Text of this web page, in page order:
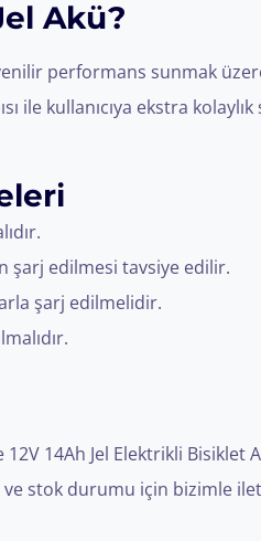
Akü?
performans sunmak
ile kullanıcıya ekstra
şarj edilmesi tavsiye edilir.
şarj edilmelidir.
14Ah Jel Elektrikli Bisiklet
stok durumu için bizimle